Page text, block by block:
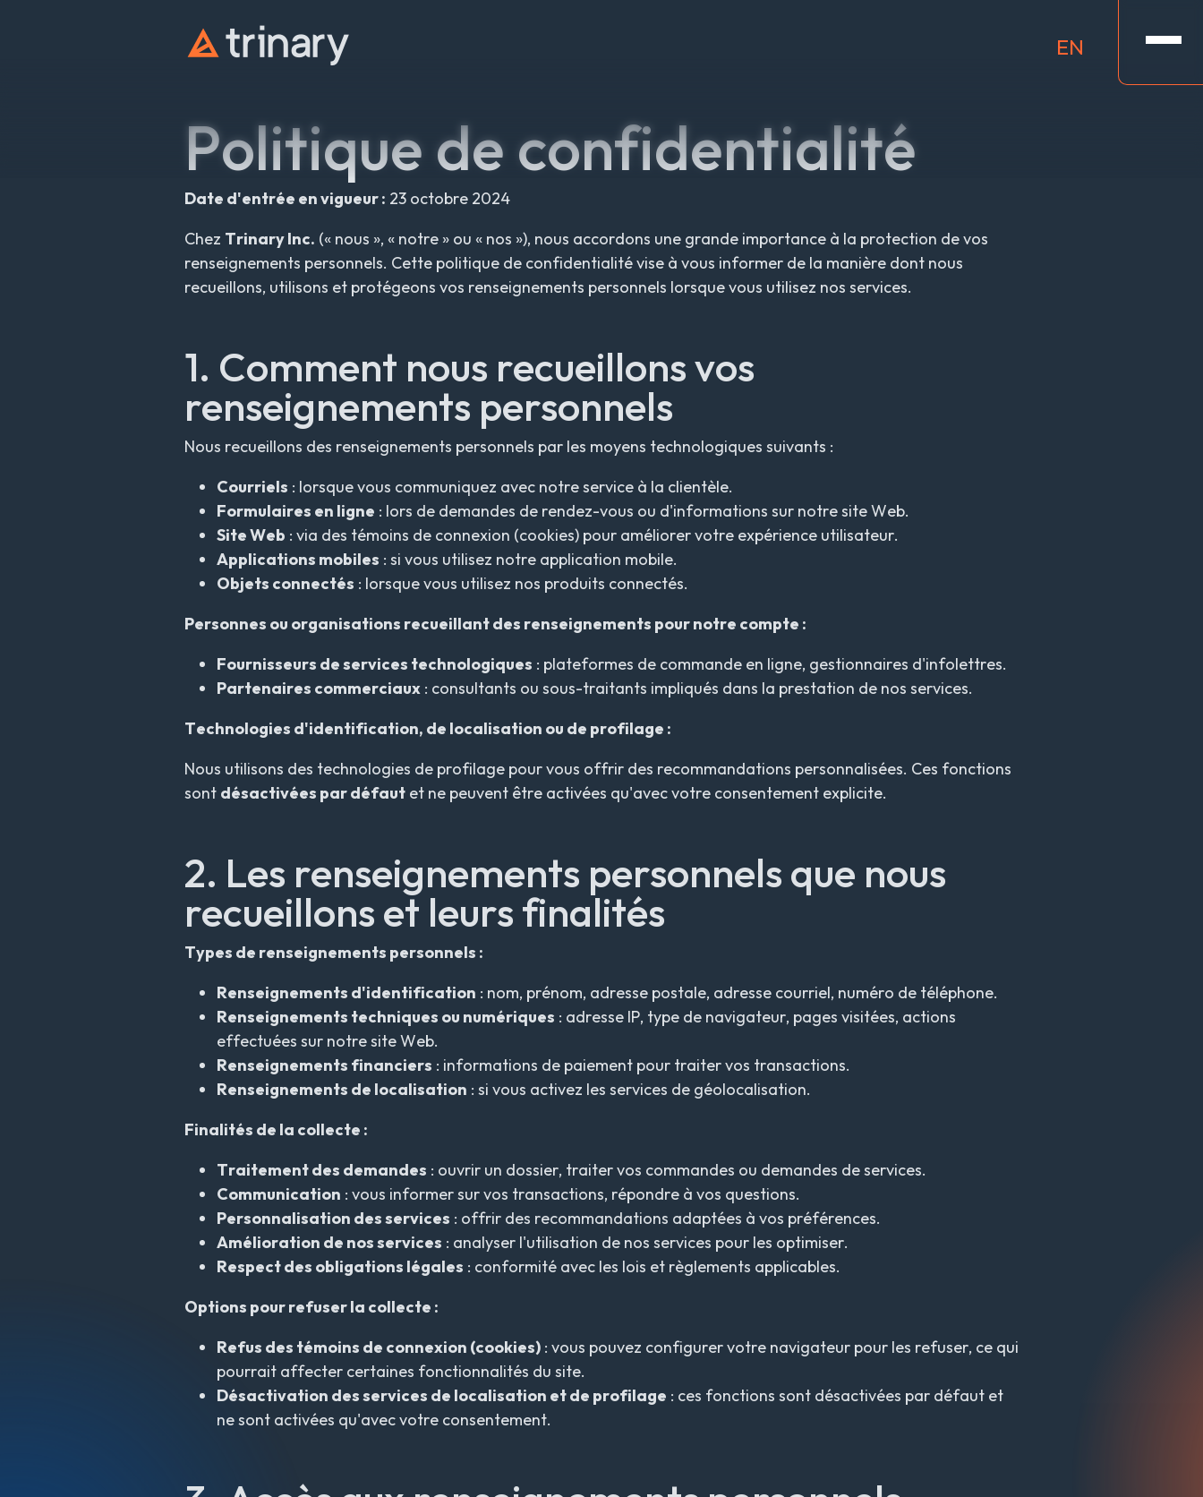
trinary EN
Politique de confidentialité
Date d'entrée en vigueur : 23 octobre 2024
Chez Trinary Inc. (« nous », « notre » ou « nos »), nous accordons une grande importance à la protection de vos
renseignements personnels. Cette politique de confidentialité vise à vous informer de la manière dont nous
recueillons, utilisons et protégeons vos renseignements personnels lorsque vous utilisez nos services.
1. Comment nous recueillons vos
renseignements personnels
Nous recueillons des renseignements personnels par les moyens technologiques suivants :
Courriels : lorsque vous communiquez avec notre service à la clientèle.
Formulaires en ligne : lors de demandes de rendez-vous ou d'informations sur notre site Web.
Site Web : via des témoins de connexion (cookies) pour améliorer votre expérience utilisateur.
Applications mobiles : si vous utilisez notre application mobile.
Objets connectés : lorsque vous utilisez nos produits connectés.
Personnes ou organisations recueillant des renseignements pour notre compte :
Fournisseurs de services technologiques : plateformes de commande en ligne, gestionnaires d'infolettres.
Partenaires commerciaux: consultants ou sous-traitants impliqués dans la prestation de nos services.
Technologies d'identification, de localisation ou de profilage :
Nous utilisons des technologies de profilage pour vous offrir des recommandations personnalisées. Ces fonctions
sont désactivées par défautet ne peuvent être activées qu'avec votre consentement explicite.
2. Les renseignements personnels que nous
recueillons et leurs finalités
Types de renseignements personnels :
Renseignements d'identification : nom, prénom, adresse postale, adresse courriel, numéro de téléphone.
Renseignements techniques ou numériques : adresse IP, type de navigateur, pages visitées, actions
effectuées sur notre site Web.
Renseignements financiers : informations de paiement pour traiter vos transactions.
Renseignements de localisation : si vous activez les services de géolocalisation.
Finalités de la collecte :
Traitement des demandes : ouvrir un dossier, traiter vos commandes ou demandes de services.
Communication : vous informer sur vos transactions, répondre à vos questions.
Personnalisation des services : offrir des recommandations adaptées à vos préférences.
Amélioration de nos services : analyser l'utilisation de nos services pour les optimiser.
Respect des obligations légales : conformité avec les lois et règlements applicables.
Options pour refuser la collecte :
Refus des témoins de connexion (cookies): vous pouvez configurer votre navigateur pour les refuser, ce qui
pourrait affecter certaines fonctionnalités du site.
Désactivation des services de localisation et de profilage : ces fonctions sont désactivées par défaut et
ne sont activées qu'avec votre consentement.